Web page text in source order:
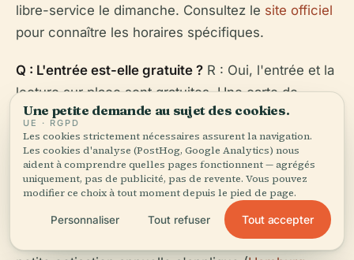
libre-service le dimanche. Consultez le site officiel
pour connaître les horaires spécifiques.
Q : L'entrée est-elle gratuite ? R : Oui, l'entrée et la
lecture sur place sont gratuites. Une carte de
bibliothèque est nécessaire pour emprunter des
documents ou utiliser les services numériques.
Q : Comment obtenir une carte de bibliothèque ?
: Demandez en ligne ou dans n'importe quelle
succursale. Gratuit pour les enfants, les étudiants
et les bénéficiaires d'aides sociales ; sinon, une
Une petite demande au sujet des cookies.
UE · RGPD
Les cookies strictement nécessaires assurent la navigation.
Les cookies d'analyse (PostHog, Google Analytics) nous
aident à comprendre quelles pages fonctionnent — agrégés
uniquement, pas de publicité, pas de revente. Vous pouvez
modifier ce choix à tout moment depuis le pied de page.
Personnaliser Tout refuser Tout accepter